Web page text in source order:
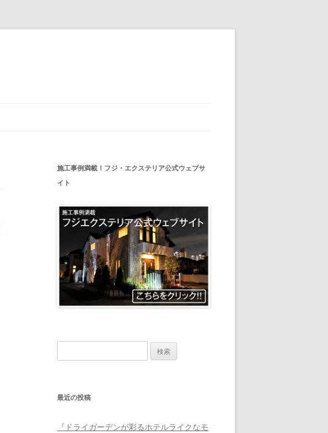
施工事例満載！フジ・エクステリア公式ウェブサ
イト
索:
最近の投稿
『ドライガーデンが彩るホテルライクなモ